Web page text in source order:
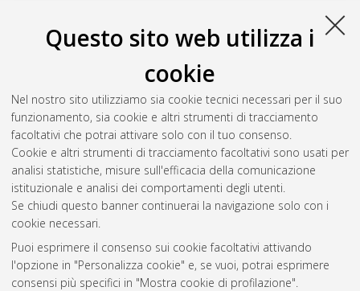
Questo sito web utilizza i
cookie
Nel nostro sito utilizziamo sia cookie tecnici necessari per il suo
funzionamento, sia cookie e altri strumenti di tracciamento
facoltativi che potrai attivare solo con il tuo consenso.
Cookie e altri strumenti di tracciamento facoltativi sono usati per
analisi statistiche, misure sull'efficacia della comunicazione
istituzionale e analisi dei comportamenti degli utenti.
Se chiudi questo banner continuerai la navigazione solo con i
cookie necessari.
Puoi esprimere il consenso sui cookie facoltativi attivando
l'opzione in "Personalizza cookie" e, se vuoi, potrai esprimere
consensi più specifici in "Mostra cookie di profilazione".
Derivate 4.0 (CC BY-NC-ND 4.0)
Download (7MB)|Contatta l'autore
Abstract
Altri metadati
Gestione del documento:
Atom
Rss 1.0
Rss 2.0